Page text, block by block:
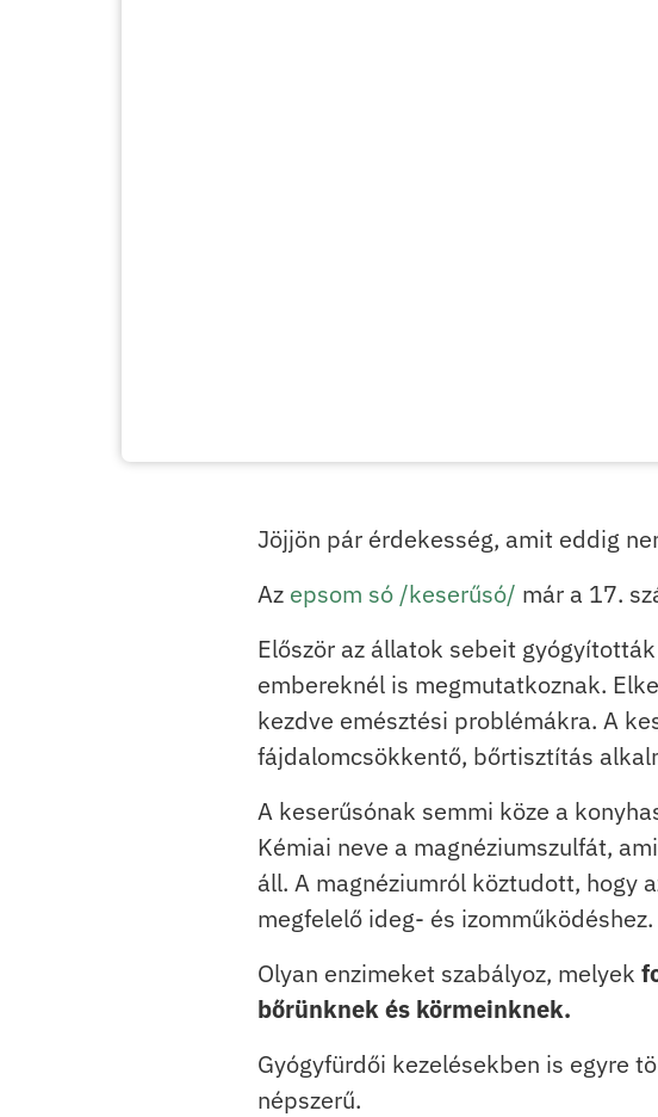
Jöjjön pár érdekesség, amit eddig
Az epsom só /keserűsó/ már a 17.
Először az állatok sebeit
embereknél is megmutatkoznak.
kezdve emésztési problémákra. A
fájdalomcsökkentő, bőrtisztítás
A keserűsónak semmi köze a
Kémiai neve a magnéziumszulfát,
áll. A magnéziumról köztudott, hogy
megfelelő ideg- és
Olyan enzimeket szabályoz, melyek
bőrünknek és körmeinknek.
Gyógyfürdői kezelésekben is egyre
népszerű.